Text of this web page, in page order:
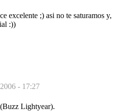
excelente ;) asi no te saturamos y,
:))
- 17:27
Lightyear).